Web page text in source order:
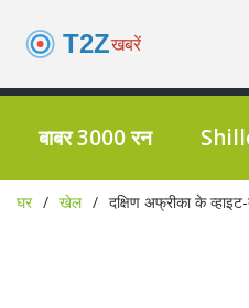
बाबर 3000 रन
घर खेल दक्षिण अफ्रीका के